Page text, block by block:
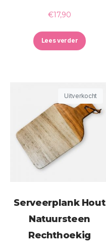
€17,90
Lees verder
Uitverkocht
Serveerplank Hout
Natuursteen
Rechthoekig